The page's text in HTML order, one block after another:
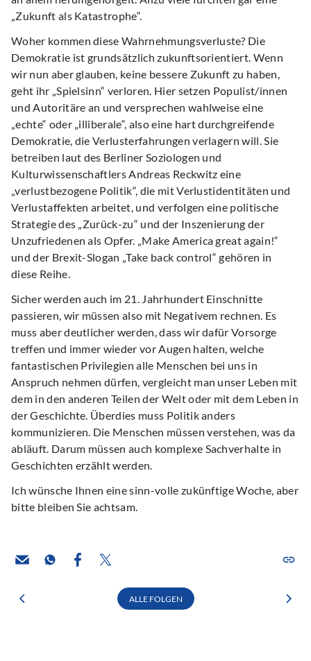
„Zukunft als Katastrophe“.
Woher kommen diese Wahrnehmungsverluste? Die
Demokratie ist grundsätzlich zukunftsorientiert. Wenn
wir nun aber glauben, keine bessere Zukunft zu haben,
geht ihr „Spielsinn“ verloren. Hier setzen Populist/innen
und Autoritäre an und versprechen wahlweise eine
„echte“ oder „illiberale“, also eine hart durchgreifende
Demokratie, die Verlusterfahrungen verlagern will. Sie
betreiben laut des Berliner Soziologen und
Kulturwissenschaftlers Andreas Reckwitz eine
„verlustbezogene Politik“, die mit Verlustidentitäten und
Verlustaffekten arbeitet, und verfolgen eine politische
Strategie des „Zurück-zu“ und der Inszenierung der
Unzufriedenen als Opfer. „Make America great again!“
und der Brexit-Slogan „Take back control“ gehören in
diese Reihe.
Sicher werden auch im 21. Jahrhundert Einschnitte
passieren, wir müssen also mit Negativem rechnen. Es
muss aber deutlicher werden, dass wir dafür Vorsorge
treffen und immer wieder vor Augen halten, welche
fantastischen Privilegien alle Menschen bei uns in
Anspruch nehmen dürfen, vergleicht man unser Leben mit
dem in den anderen Teilen der Welt oder mit dem Leben in
der Geschichte. Überdies muss Politik anders
kommunizieren. Die Menschen müssen verstehen, was da
abläuft. Darum müssen auch komplexe Sachverhalte in
Geschichten erzählt werden.
Ich wünsche Ihnen eine sinn-volle zukünftige Woche, aber
bitte bleiben Sie achtsam.
ALLE FOLGEN